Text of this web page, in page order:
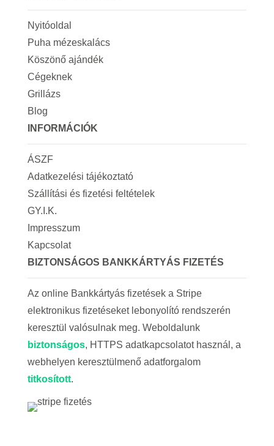
Nyitóoldal
Puha mézeskalács
Köszönő ajándék
Cégeknek
Grillázs
Blog
INFORMÁCIÓK
ÁSZF
Adatkezelési tájékoztató
Szállítási és fizetési feltételek
GY.I.K.
Impresszum
Kapcsolat
BIZTONSÁGOS BANKKÁRTYÁS FIZETÉS
Az online Bankkártyás fizetések a Stripe
elektronikus fizetéseket lebonyolító rendszerén
keresztül valósulnak meg. Weboldalunk
biztonságos, HTTPS adatkapcsolatot használ, a
webhelyen keresztülmenő adatforgalom
titkosított.